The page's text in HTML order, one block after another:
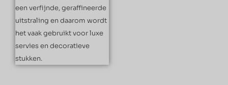
een verfijnde, geraffineerde
uitstraling en daarom wordt
het vaak gebruikt voor luxe
servies en decoratieve
stukken.